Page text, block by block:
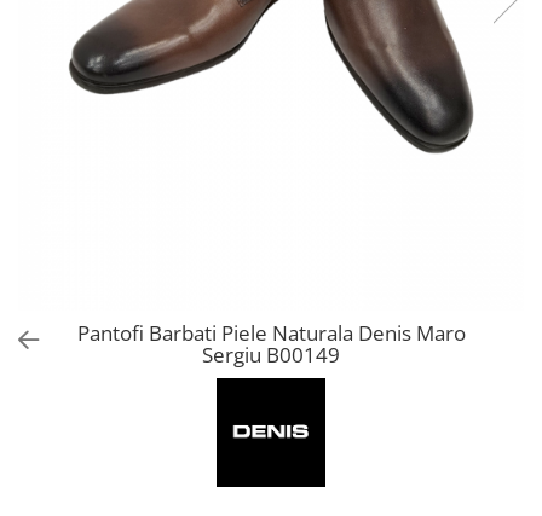
Pantofi Barbati Piele Naturala Denis Maro
Sergiu B00149